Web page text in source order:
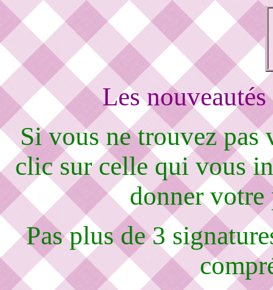
Les
Si vous ne trouvez pas
clic sur celle qui vous
donner votre
Pas plus de 3